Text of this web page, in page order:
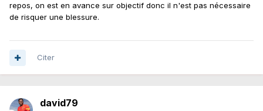
repos, on est en avance sur objectif donc il n'est pas nécessaire
de risquer une blessure.
Citer
david79